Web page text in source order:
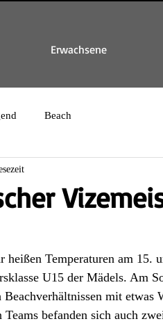
Erwachsene
Beach
heißen Temperaturen am 15.
U15 der Mädels. Am
mit etwas
befanden sich auch